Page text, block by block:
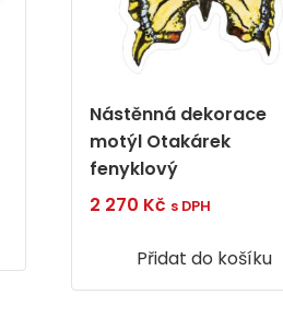
Nástěnná dekorace
motýl Otakárek
fenyklový
2 270 Kč s DPH
Přidat do košíku